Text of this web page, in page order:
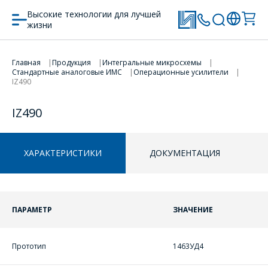
Высокие технологии для лучшей
жизни
Главная Продукция
Интегральные микросхемы
Стандартные аналоговые ИМС
Операционные усилители
IZ490
IZ490
ХАРАКТЕРИСТИКИ ДОКУМЕНТАЦИЯ
ПАРАМЕТР ЗНАЧЕНИЕ
Прототип 1463УД4
ПЕРЕЙТИ В КОРЗИНУ
ПЕРЕЙТИ В КОРЗИНУ